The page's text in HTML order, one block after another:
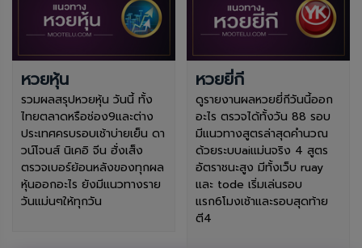
หวยหุ้น
รวมผลสรุปหวยหุ้น วันนี้ ทั้ง
ไทยตลาดหรือช่อง9และต่าง
ประเทศครบรอบเช้าบ่ายเย็น ดา
วน์โจนส์ นิเคอิ จีน ฮั่งเส็ง
ตรวจเบอร์ย้อนหลังของทุกผล
หุ้นออกอะไร ยังมีแนวทางราย
วันแม่นๆให้ทุกวัน
หวยยี่กี
ดูรายงานผลหวยยี่กีวันนี้ออก
อะไร ตรวจได้ทั้งวัน 88 รอบ
มีแนวทางสูตรล่าสุดคำนวณ
ด้วยระบบaiแม่นจริง 4 สูตร
อัตราชนะสูง มีทั้งเว็บ ruay
และ tode เริ่มเล่นรอบ
แรก6โมงเช้าและรอบสุดท้าย
ตี4